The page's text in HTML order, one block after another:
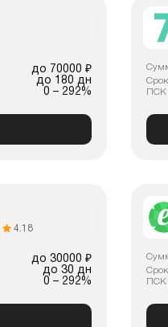
до 70000 ₽
до 180 дн
0 – 292%
Срок
ПСК
4.18
до 30000 ₽
до 30 дн
0 – 292%
Срок
ПСК